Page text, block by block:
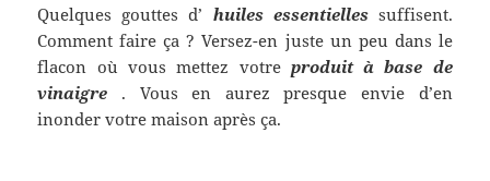
Quelques gouttes d’ huiles essentiellessuffisent.
Comment faire ça ? Versez-en juste un peu dans le
flacon où vous mettez votre produit à base de
vinaigre . Vous en aurez presque envie d’en
inonder votre maison après ça.